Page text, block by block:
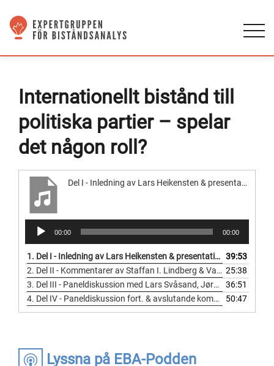
Lyssna på EBA-Podden
Internationellt bistånd till
politiska partier – spelar
det någon roll?
Del I - Inledning av Lars Heikensten & presentation av Lars Svåsand
Ljudspelare
00:00 00:00
1. Del I - Inledning av Lars Heikensten & presentation av Lars Svåsand
39:53
2. Del II - Kommentarer av Staffan I. Lindberg & Valeriya Mechkova
25:38
3. Del III - Paneldiskussion med Lars Svåsand, Jørn Holm-Hansen, Fredrik Uggla, Jens Orback, Helena Bjuremalm & Catherine Isaksson
36:51
4. Del IV - Paneldiskussion fort. & avslutande kommentarer av Lars Heikensten 50:47